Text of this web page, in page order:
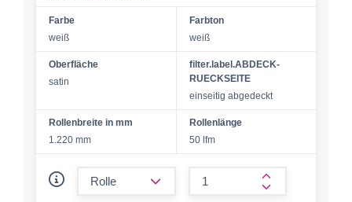
Farbe
weiß
Farbton
weiß
Oberfläche
satin
filter.label.ABDECK-
RUECKSEITE
einseitig abgedeckt
Rollenbreite in mm
1.220 mm
Rollenlänge
50 lfm
form.increase-